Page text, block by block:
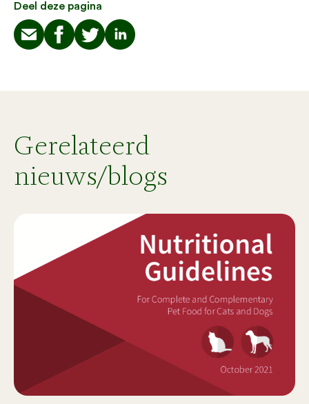
Deel deze pagina
Gerelateerd
nieuws/blogs